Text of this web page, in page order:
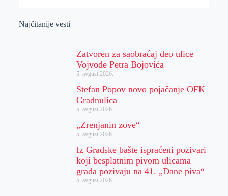
Najčitanije vesti
Zatvoren za saobraćaj deo ulice
Vojvode Petra Bojovića
5. avgust 2026.
Stefan Popov novo pojačanje OFK
Gradnulica
5. avgust 2026.
„Zrenjanin zove“
5. avgust 2026.
Iz Gradske bašte ispraćeni pozivari
koji besplatnim pivom ulicama
grada pozivaju na 41. „Dane piva“
5. avgust 2026.